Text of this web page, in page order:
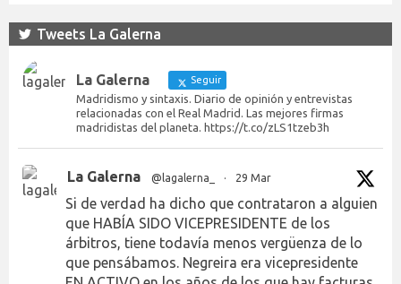
Tweets La Galerna
La Galerna Seguir
Madridismo y sintaxis. Diario de opinión y entrevistas
relacionadas con el Real Madrid. Las mejores firmas
madridistas del planeta. https://t.co/zLS1tzeb3h
La Galerna @lagalerna_ · 29 Mar
Si de verdad ha dicho que contrataron a alguien
que HABÍA SIDO VICEPRESIDENTE de los
árbitros, tiene todavía menos vergüenza de lo
que pensábamos. Negreira era vicepresidente